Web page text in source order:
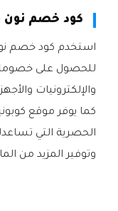
كود خصم نون
استخدم كود خصم
للحصول على
والإلكترونيات
كما يوفر موقع
الحصرية التي
وتوفير المزيد من